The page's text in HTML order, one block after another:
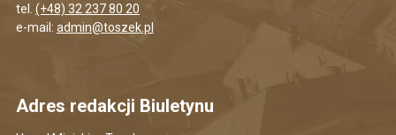
tel. (+48) 32 237 80 20
e-mail: admin@toszek.pl
Adres redakcji Biuletynu